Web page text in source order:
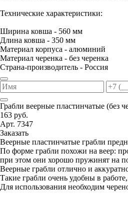
Технические характеристики:
Ширина ковша - 560 мм
Длина ковша - 350 мм
Материал корпуса - алюминий
Материал черенка - без черенка
Страна-производитель - Россия
Грабли веерные пластинчатые (без
163 руб.
Арт. 7347
Заказать
Веерные пластинчатые грабли
По форме грабли похожи на веер:
при этом они хорошо пружинят на
Веерные грабли отлично и
Такие грабли очень удобны в
Для использования необходим